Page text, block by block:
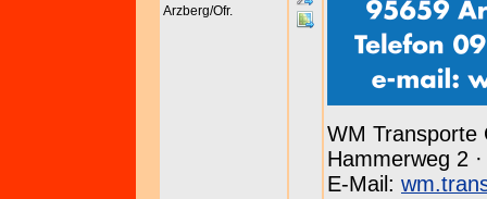
Arzberg/Ofr.
WM Transporte
Hammerweg 2
E-Mail: